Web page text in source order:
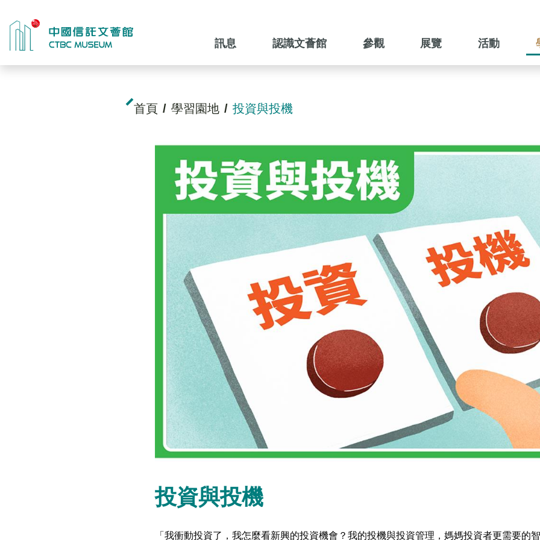
訊息 認識文薈館 參觀 展覽 活動
首頁 學習園地 投資與投機
投資與投機
「我衝動投資了，我怎麼看新興的投資機會？我的投機與投資管理，媽媽投資者更需要的